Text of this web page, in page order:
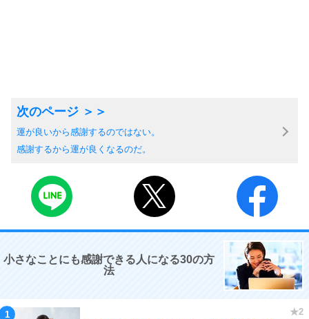
運が良いから感謝するのではない。
感謝するから運が良くなるのだ。
小さなことにも感謝できる人になる30の方
法